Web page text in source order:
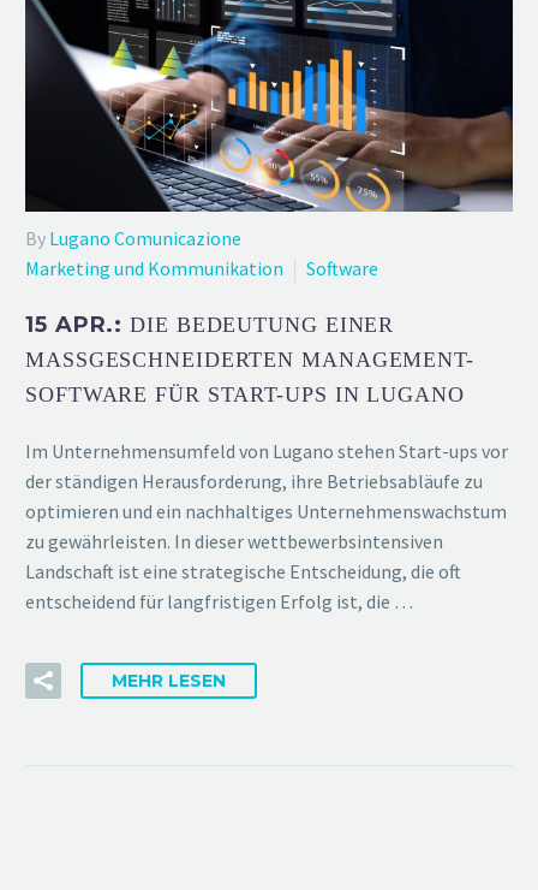
By Lugano Comunicazione
Marketing und Kommunikation
Software
15 APR.:DIE BEDEUTUNG EINER
MASSGESCHNEIDERTEN MANAGEMENT-S
OFTWARE FÜR START-UPS IN LUGANO
Im Unternehmensumfeld von Lugano stehen Start-ups vor
der ständigen Herausforderung, ihre Betriebsabläufe zu
optimieren und ein nachhaltiges Unternehmenswachstum
zu gewährleisten. In dieser wettbewerbsintensiven
Landschaft ist eine strategische Entscheidung, die oft
entscheidend für langfristigen Erfolg ist, die …
MEHR LESEN